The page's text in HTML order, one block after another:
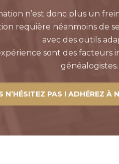
n’est donc plus un
requière néanmoins de
avec des outils
sont des
généalogistes.
N’HÉSITEZ PAS ! ADHÉREZ À